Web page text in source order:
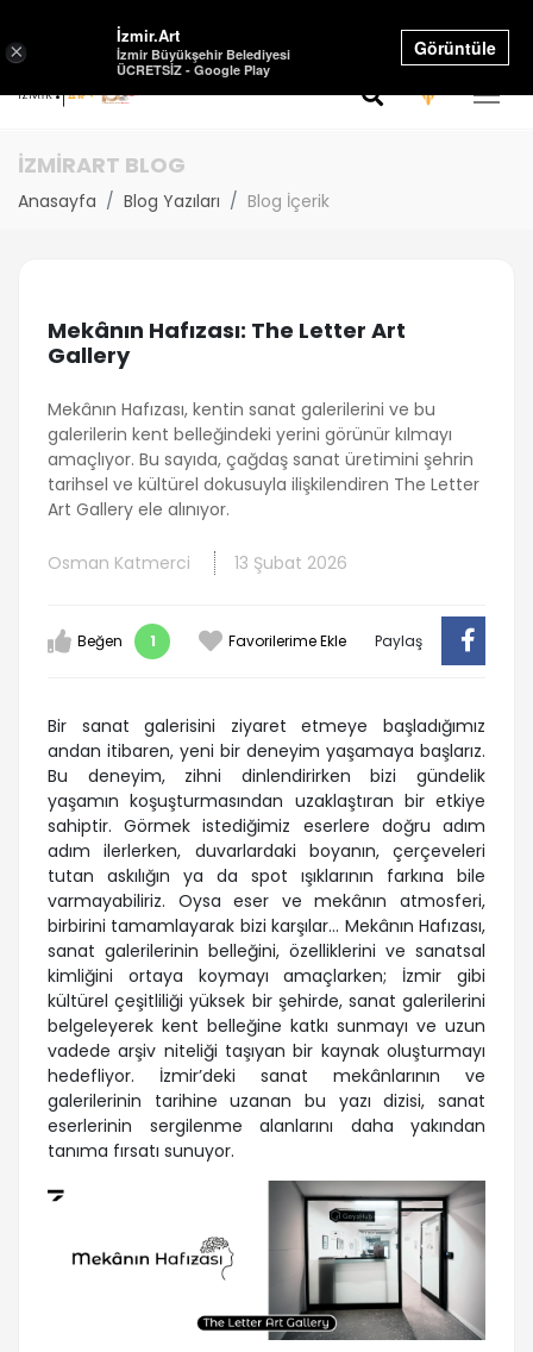
İZMİRART BLOG
Anasayfa Blog Yazıları Blog İçerik
Mekânın Hafızası: The Letter Art
Gallery
Mekânın Hafızası, kentin sanat galerilerini ve bu
galerilerin kent belleğindeki yerini görünür kılmayı
amaçlıyor. Bu sayıda, çağdaş sanat üretimini şehrin
tarihsel ve kültürel dokusuyla ilişkilendiren The Letter
Art Gallery ele alınıyor.
Osman Katmerci 13 Şubat 2026
Beğen 1 Favorilerime Ekle Paylaş
Bir sanat galerisini ziyaret etmeye başladığımız
andan itibaren, yeni bir deneyim yaşamaya başlarız.
Bu deneyim, zihni dinlendirirken bizi gündelik
yaşamın koşuşturmasından uzaklaştıran bir etkiye
sahiptir. Görmek istediğimiz eserlere doğru adım
adım ilerlerken, duvarlardaki boyanın, çerçeveleri
tutan askılığın ya da spot ışıklarının farkına bile
varmayabiliriz. Oysa eser ve mekânın atmosferi,
birbirini tamamlayarak bizi karşılar… Mekânın Hafızası,
sanat galerilerinin belleğini, özelliklerini ve sanatsal
kimliğini ortaya koymayı amaçlarken; İzmir gibi
kültürel çeşitliliği yüksek bir şehirde, sanat galerilerini
belgeleyerek kent belleğine katkı sunmayı ve uzun
vadede arşiv niteliği taşıyan bir kaynak oluşturmayı
hedefliyor. İzmir’deki sanat mekânlarının ve
galerilerinin tarihine uzanan bu yazı dizisi, sanat
eserlerinin sergilenme alanlarını daha yakından
tanıma fırsatı sunuyor.
×
İzmir.Art
İzmir Büyükşehir Belediyesi
ÜCRETSİZ - Google Play
Görüntüle